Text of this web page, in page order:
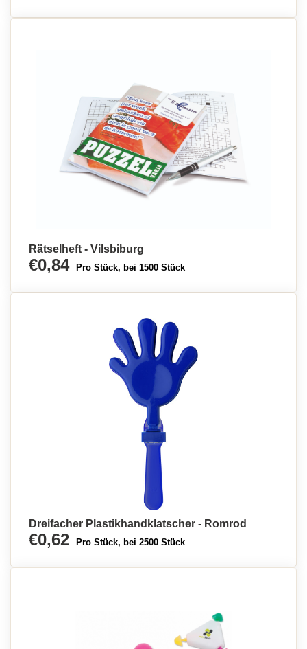
Rätselheft - Vilsbiburg
€0,84 Pro Stück, bei 1500 Stück
Dreifacher Plastikhandklatscher - Romrod
€0,62 Pro Stück, bei 2500 Stück